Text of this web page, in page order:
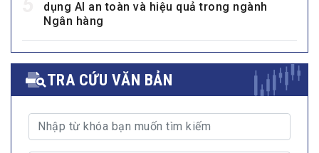
dụng AI an toàn và hiệu quả trong ngành
Ngân hàng
TRA CỨU VĂN BẢN